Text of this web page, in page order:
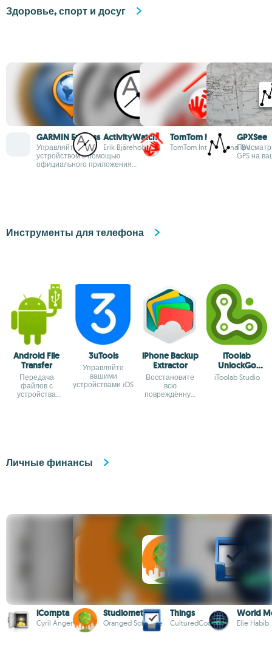
Здоровье, спорт и досуг
GARMIN Express
Управляйте GPS-
устройством с помощью
официального приложения
ActivityWatch
Erik Bjäreholt
TomTom Home
TomTom International BV.
GPXSee
GPS на
Инструменты для телефона
Android File
Transfer
Передача
файлов с
устройства
3uTools
Управляйте
вашими
устройствами iOS
iPhone Backup
Extractor
Восстановите
всю
повреждённую
iToolab
UnlockGo
(Android)
iToolab Studio
Личные финансы
iCompta
Cyril Anger
Studiometry
Oranged Software
Things
CulturedCode
World
Elie Habib